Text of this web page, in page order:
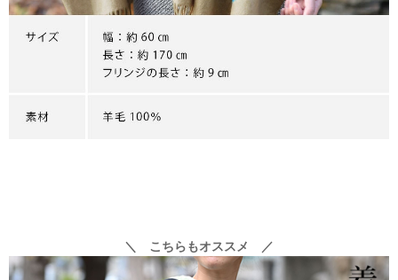
＼ こちらもオススメ ／